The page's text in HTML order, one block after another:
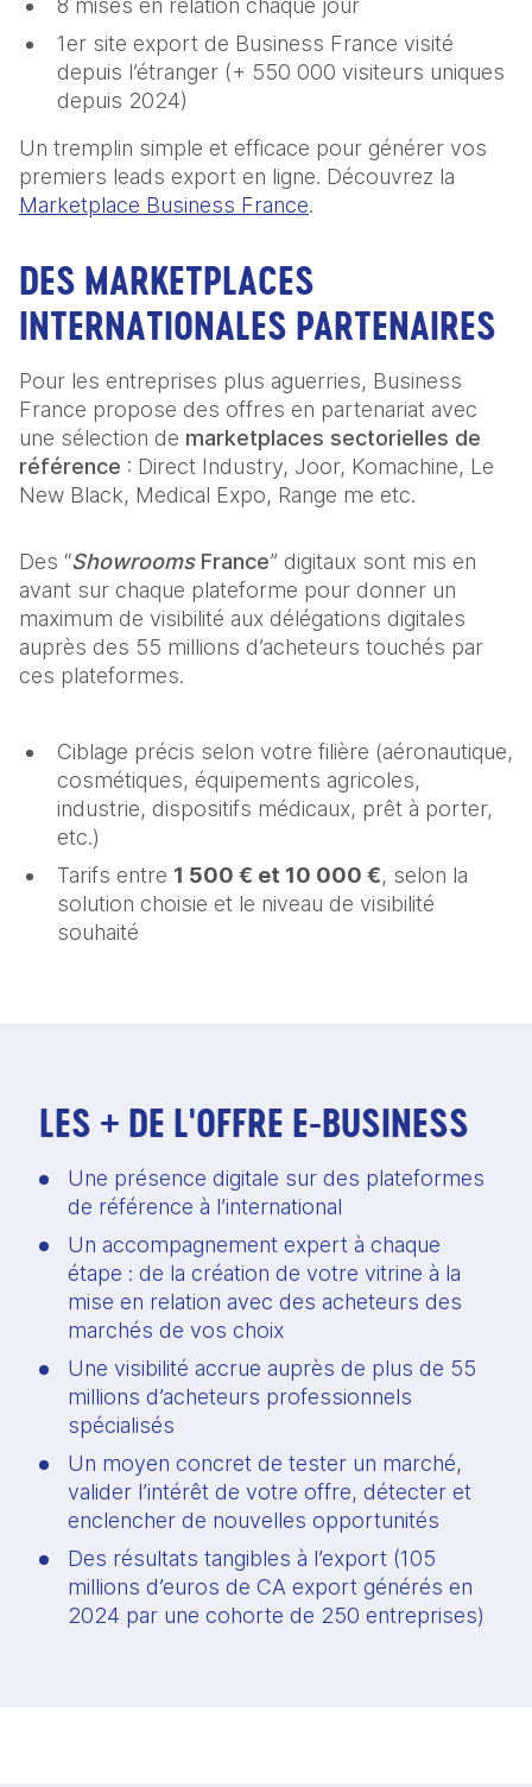
1er site export de Business France visité
depuis l’étranger (+ 550 000 visiteurs uniques
depuis 2024)
Un tremplin simple et efficace pour générer vos
premiers leads export en ligne. Découvrez la
Marketplace Business France.
DES MARKETPLACES
INTERNATIONALES PARTENAIRES
Pour les entreprises plus aguerries, Business
France propose des offres en partenariat avec
une sélection de marketplaces sectorielles de
référence : Direct Industry, Joor, Komachine, Le
New Black, Medical Expo, Range me etc.
Des “ShowroomsFrance” digitaux sont mis en
avant sur chaque plateforme pour donner un
maximum de visibilité aux délégations digitales
auprès des 55 millions d’acheteurs touchés par
ces plateformes.
Ciblage précis selon votre filière (aéronautique,
cosmétiques, équipements agricoles,
industrie, dispositifs médicaux, prêt à porter,
etc.)
Tarifs entre 1 500 € et 10 000 €, selon la
solution choisie et le niveau de visibilité
souhaité
LES + DE L'OFFRE E-BUSINESS
Une présence digitale sur des plateformes
de référence à l’international
Un accompagnement expert à chaque
étape : de la création de votre vitrine à la
mise en relation avec des acheteurs des
marchés de vos choix
Une visibilité accrue auprès de plus de 55
millions d’acheteurs professionnels
spécialisés
Un moyen concret de tester un marché,
valider l’intérêt de votre offre, détecter et
enclencher de nouvelles opportunités
Des résultats tangibles à l’export (105
millions d’euros de CA export générés en
2024 par une cohorte de 250 entreprises)